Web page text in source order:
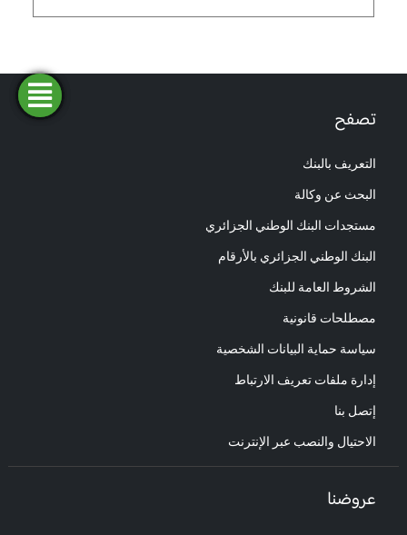
تصفح
التعريف بالبنك
البحث عن وكالة
مستجدات البنك الوطني الجزائري
البنك الوطني الجزائري بالأرقام
الشروط العامة للبنك
مصطلحات قانونية
سياسة حماية البيانات الشخصية
إدارة ملفات تعريف الارتباط
إتصل بنا
الاحتيال والنصب عبر الإنترنت
عروضنا
ابحث
عن وكالة
طلب
تمويل
المحاكاة
فتح
حساب